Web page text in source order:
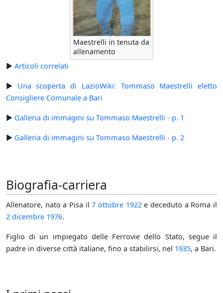
Maestrelli in tenuta da
allenamento
► Articoli correlati
► Una scoperta di LazioWiki: Tommaso Maestrelli eletto
Consigliere Comunale a Bari
► Galleria di immagini su Tommaso Maestrelli - p. 1
► Galleria di immagini su Tommaso Maestrelli - p. 2
Biografia-carriera
Allenatore, nato a Pisa il7 ottobre 1922e deceduto a Roma il
2 dicembre 1976.
Figlio di un impiegato delle Ferrovie dello Stato, segue il
padre in diverse città italiane, fino a stabilirsi, nel 1935, a Bari.